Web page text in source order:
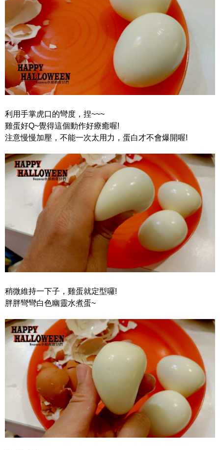
利用手掌虎口的彎度，捏~~~
雞蛋好Q~覺得這個動作好療癒喔!
注意慢慢加壓，不能一次太用力，蛋白才不會爆開喔!
稍微維持一下子，雞蛋就定型囉!
胖胖彎彎白色幽靈水煮蛋~